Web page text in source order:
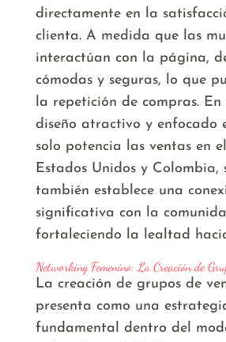
directamente en la
clienta. A medida que las
interactúan con la página,
cómodas y seguras, lo que
la repetición de compras. En
diseño atractivo y enfocado
solo potencia las ventas en
Estados Unidos y Colombia,
también establece una
significativa con la
fortaleciendo la lealtad
Networking Femenino: La Creación de
La creación de grupos de
presenta como una
fundamental dentro del